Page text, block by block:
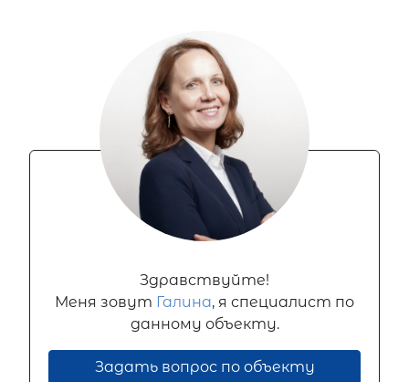
Здравствуйте!
Меня зовут Галина, я специалист по
данному объекту.
Задать вопрос по объекту